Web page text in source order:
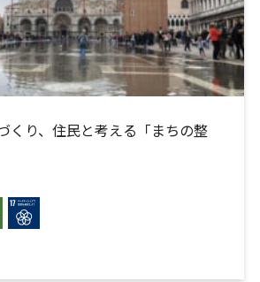
くり、住民と考える「まちの整